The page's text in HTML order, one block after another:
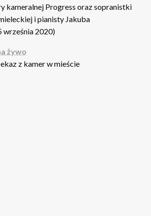
kameralnej Progress oraz sopranistki
i pianisty Jakuba
września 2020)
żywo
z kamer w mieście